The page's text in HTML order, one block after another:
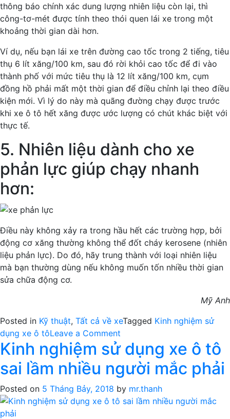
thông báo chính xác dung lượng nhiên liệu còn lại, thì
công-tơ-mét được tính theo thói quen lái xe trong một
khoảng thời gian dài hơn.
Ví dụ, nếu bạn lái xe trên đường cao tốc trong 2 tiếng, tiêu
thụ 6 lít xăng/100 km, sau đó rời khỏi cao tốc để đi vào
thành phố với mức tiêu thụ là 12 lít xăng/100 km, cụm
đồng hồ phải mất một thời gian để điều chỉnh lại theo điều
kiện mới. Vì lý do này mà quãng đường chạy được trước
khi xe ô tô hết xăng được ước lượng có chút khác biệt với
thực tế.
5. Nhiên liệu dành cho xe
phản lực giúp chạy nhanh
hơn:
Điều này không xảy ra trong hầu hết các trường hợp, bởi
động cơ xăng thường không thể đốt cháy kerosene (nhiên
liệu phản lực). Do đó, hãy trung thành với loại nhiên liệu
mà bạn thường dùng nếu không muốn tốn nhiều thời gian
sửa chữa động cơ.
Mỹ Anh
Posted in Kỹ thuật, Tất cả về xeTagged Kinh nghiệm sử
dụng xe ô tôLeave a Comment
5
lầm
tưởng
cách
tiêu
Kinh nghiệm sử dụng xe ô tô
sai lầm nhiều người mắc phải
Posted on 5 Tháng Bảy, 2018 by mr.thanh